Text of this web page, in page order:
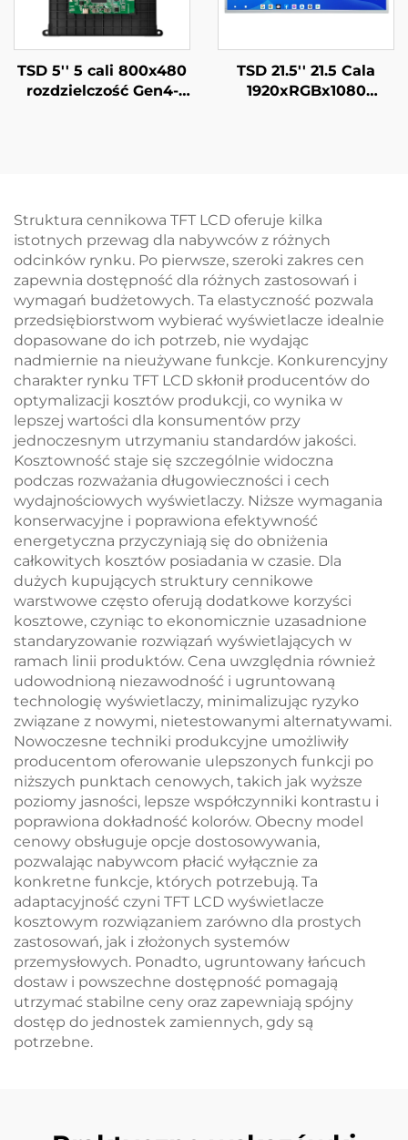
TSD 5'' 5 cali 800x480
rozdzielczość Gen4-
Smart LCD
TSD 21.5'' 21.5 Cala
1920xRGBx1080
Struktura cennikowa TFT LCD oferuje kilka
istotnych przewag dla nabywców z różnych
odcinków rynku. Po pierwsze, szeroki zakres cen
zapewnia dostępność dla różnych zastosowań i
wymagań budżetowych. Ta elastyczność pozwala
przedsiębiorstwom wybierać wyświetlacze idealnie
dopasowane do ich potrzeb, nie wydając
nadmiernie na nieużywane funkcje. Konkurencyjny
charakter rynku TFT LCD skłonił producentów do
optymalizacji kosztów produkcji, co wynika w
lepszej wartości dla konsumentów przy
jednoczesnym utrzymaniu standardów jakości.
Kosztowność staje się szczególnie widoczna
podczas rozważania długowieczności i cech
wydajnościowych wyświetlaczy. Niższe wymagania
konserwacyjne i poprawiona efektywność
energetyczna przyczyniają się do obniżenia
całkowitych kosztów posiadania w czasie. Dla
dużych kupujących struktury cennikowe
warstwowe często oferują dodatkowe korzyści
kosztowe, czyniąc to ekonomicznie uzasadnione
standaryzowanie rozwiązań wyświetlających w
ramach linii produktów. Cena uwzględnia również
udowodnioną niezawodność i ugruntowaną
technologię wyświetlaczy, minimalizując ryzyko
związane z nowymi, nietestowanymi alternatywami.
Nowoczesne techniki produkcyjne umożliwiły
producentom oferowanie ulepszonych funkcji po
niższych punktach cenowych, takich jak wyższe
poziomy jasności, lepsze współczynniki kontrastu i
poprawiona dokładność kolorów. Obecny model
cenowy obsługuje opcje dostosowywania,
pozwalając nabywcom płacić wyłącznie za
konkretne funkcje, których potrzebują. Ta
adaptacyjność czyni TFT LCD wyświetlacze
kosztowym rozwiązaniem zarówno dla prostych
zastosowań, jak i złożonych systemów
przemysłowych. Ponadto, ugruntowany łańcuch
dostaw i powszechne dostępność pomagają
utrzymać stabilne ceny oraz zapewniają spójny
dostęp do jednostek zamiennych, gdy są
potrzebne.